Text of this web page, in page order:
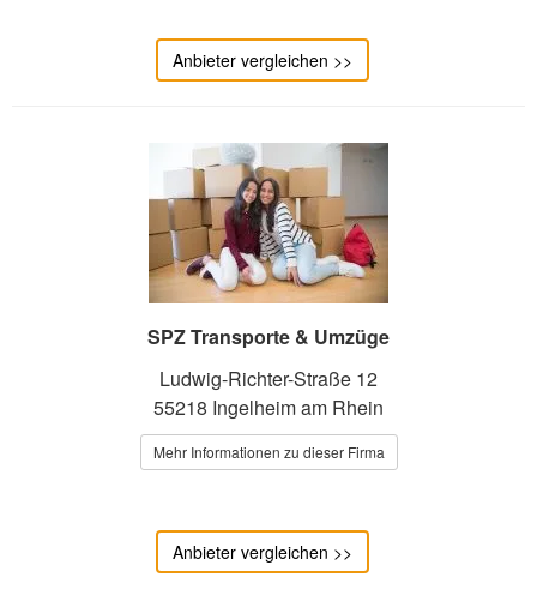
Anbieter vergleichen >>
SPZ Transporte & Umzüge
Ludwig-Richter-Straße 12
55218 Ingelheim am Rhein
Mehr Informationen zu dieser Firma
Anbieter vergleichen >>